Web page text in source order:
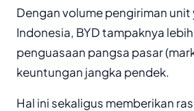
Dengan volume pengiriman
Indonesia, BYD tampaknya
penguasaan pangsa pasar
keuntungan jangka pendek.
Hal ini sekaligus memberikan